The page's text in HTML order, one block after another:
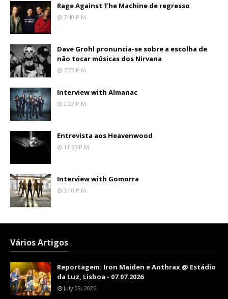
Rage Against The Machine de regresso
7:40 P.m.
Dave Grohl pronuncia-se sobre a escolha de
não tocar músicas dos Nirvana
7:22 P.m.
Interview with Almanac
2:22 P.m.
Entrevista aos Heavenwood
11:33 P.m.
Interview with Gomorra
3:10 P.m.
Vários Artigos
Reportagem: Iron Maiden e Anthrax @ Estádio
da Luz, Lisboa - 07.07.2026
July 09, 2026